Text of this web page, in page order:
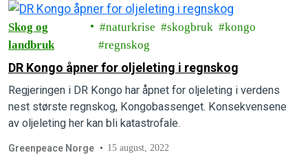
Skog og
landbruk
naturkrise skogbruk
kongo
regnskog
DR Kongo åpner for oljeleting i regnskog
Regjeringen i DR Kongo har åpnet for oljeleting i verdens
nest største regnskog, Kongobassenget. Konsekvensene
av oljeleting her kan bli katastrofale.
Greenpeace Norge 15 august, 2022